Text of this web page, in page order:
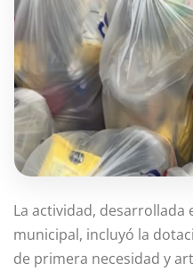
La actividad, desarrollada
municipal, incluyó la
de primera necesidad y